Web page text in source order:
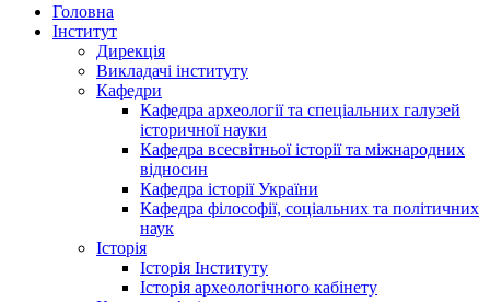
Головна
Інститут
Дирекція
Викладачі інституту
Кафедри
Кафедра археології та спеціальних галузей
історичної науки
Кафедра всесвітньої історії та міжнародних
відносин
Кафедра історії України
Кафедра філософії, соціальних та політичних
наук
Історія
Історія Інституту
Історія археологічного кабінету